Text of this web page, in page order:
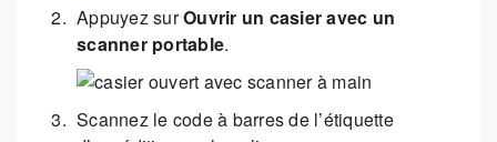
Appuyez surOuvrir un casier avec un
scanner portable.
Scannez le code à barres de l’étiquette